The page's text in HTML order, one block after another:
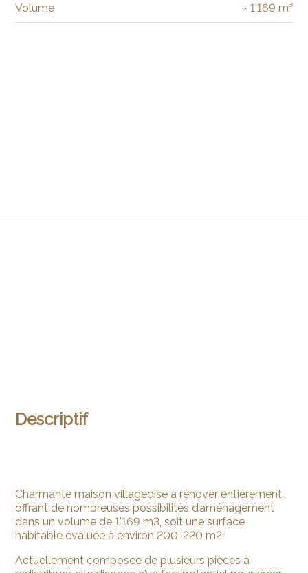
Descriptif
Charmante maison villageoise à rénover entièrement,
offrant de nombreuses possibilités d’aménagement
dans un volume de 1'169 m3, soit une surface
habitable évaluée à environ 200-220 m2.
Actuellement composée de plusieurs pièces à
Volume ~ 1'169 m³